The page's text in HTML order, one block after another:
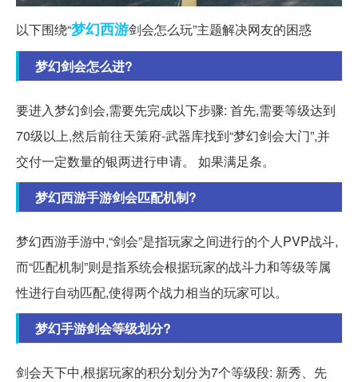
以下围绕“梦幻西游剑会怎么玩”主题解决网友的困惑
梦幻剑会怎么进?
要进入梦幻剑会,需要先完成以下步骤: 首先,需要等级达到
70级以上,然后前往天策府-武器库找到“梦幻剑会大门”,并
交付一定数量的银两进行申请。 如果满足条。
梦幻西游手游剑会匹配机制?
梦幻西游手游中,“剑会”是指玩家之间进行的个人PVP战斗,
而“匹配机制”则是指系统会根据玩家的战斗力和等级等属
性进行自动匹配,使得两个战力相当的玩家可以。
梦幻手游剑会等级划分?
剑会天下中,根据玩家的积分划分为7个等级段: 新秀、先